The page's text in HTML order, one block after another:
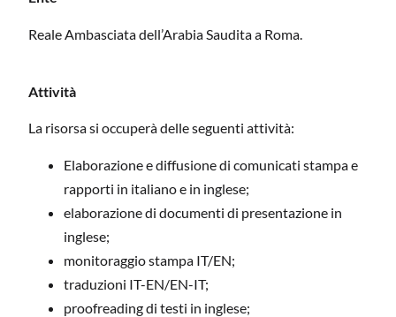
Reale Ambasciata dell’Arabia Saudita a Roma.
Attività
La risorsa si occuperà delle seguenti attività:
Elaborazione e diffusione di comunicati stampa e
rapporti in italiano e in inglese;
elaborazione di documenti di presentazione in
inglese;
monitoraggio stampa IT/EN;
traduzioni IT-EN/EN-IT;
proofreading di testi in inglese;